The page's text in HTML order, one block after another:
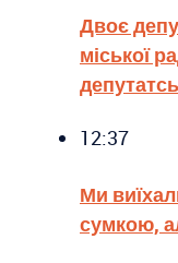
Двоє
міської
12:37
Ми
сумкою,